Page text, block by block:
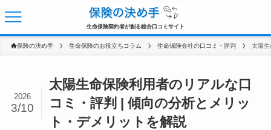
生命保険契約者が創る総合口コミサイト
保険の決め手 生命保険のお役立ちコラム 生命保険会社の口コミ・評判
太陽生命保険利用者のリアルな口
コミ・評判 | 傾向の分析とメリッ
ト・デメリットを解説
2026
3/10